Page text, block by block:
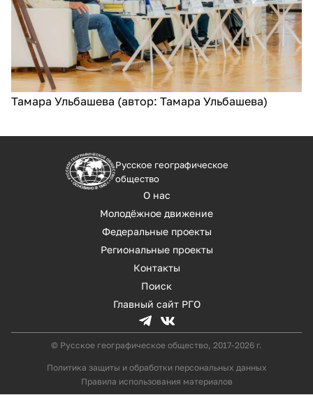
Тамара Ульбашева (автор: Тамара Ульбашева)
Русское географическое
общество
О нас
Молодёжное движение
Федеральные проекты
Региональные проекты
Контакты
Поиск
Главный сайт РГО
© Русское географическое общество, 2017-2026 г.
Политика защиты и обработки персональных данных
Правила использования материалов